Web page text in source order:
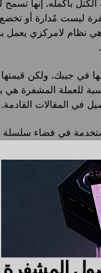
بأكمله. إنها تسمح
ليست مُدارة أو
نظام لامركزي يعمل
في جيبك. ولكن
للعملة المشفرة هي
في المقالات القادمة.
في فضاء سلسلة
ما الفارق؟
والنقود الموجودة
التشابه مثل أن كلاهما
الإلزامية
المشفرة